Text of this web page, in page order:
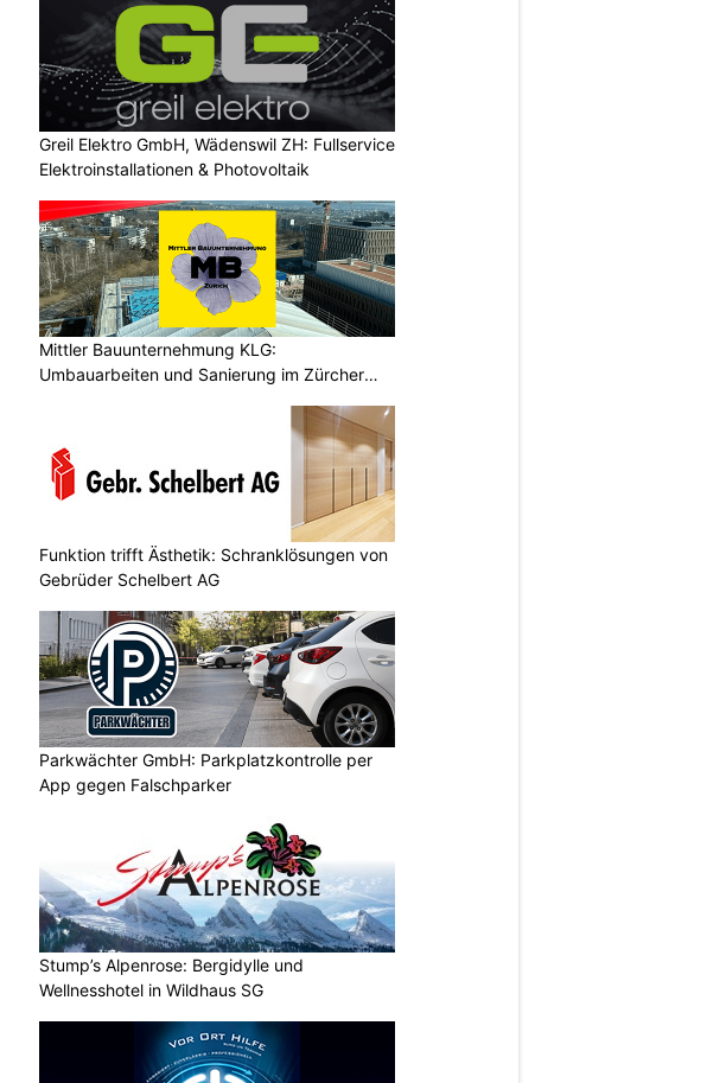
Greil Elektro GmbH, Wädenswil ZH: Fullservice
Elektroinstallationen & Photovoltaik
Mittler Bauunternehmung KLG:
Umbauarbeiten und Sanierung im Zürcher
Funktion trifft Ästhetik: Schranklösungen von
Gebrüder Schelbert AG
Parkwächter GmbH: Parkplatzkontrolle per
App gegen Falschparker
Stump’s Alpenrose: Bergidylle und
Wellnesshotel in Wildhaus SG